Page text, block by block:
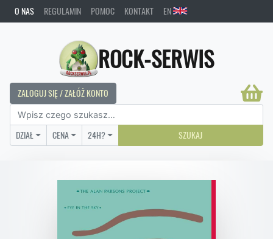
O NAS REGULAMIN POMOC KONTAKT EN
ROCK-SERWIS
ZALOGUJ SIĘ / ZAŁÓŻ KONTO
DZIAŁ CENA 24H? SZUKAJ